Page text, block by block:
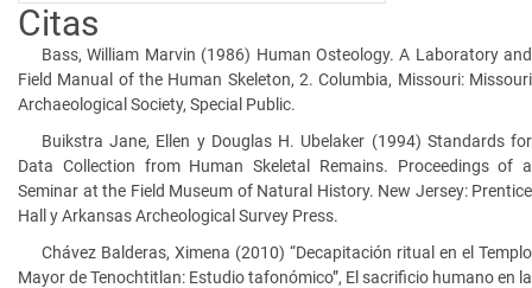
Citas
Bass, William Marvin (1986) Human Osteology. A Laboratory and
Field Manual of the Human Skeleton, 2. Columbia, Missouri: Missouri
Archaeological Society, Special Public.
Buikstra Jane, Ellen y Douglas H. Ubelaker (1994) Standards for
Data Collection from Human Skeletal Remains. Proceedings of a
Seminar at the Field Museum of Natural History. New Jersey: Prentice
Hall y Arkansas Archeological Survey Press.
Chávez Balderas, Ximena (2010) “Decapitación ritual en el Templo
Mayor de Tenochtitlan: Estudio tafonómico”, El sacrificio humano en la